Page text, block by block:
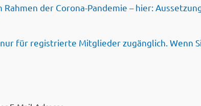
Rahmen der Corona-Pandemie – hier:
für registrierte Mitglieder zugänglich. Wenn